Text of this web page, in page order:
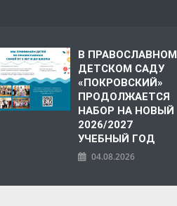
В ПРАВОСЛАВНОМ
ДЕТСКОМ САДУ
«ПОКРОВСКИЙ»
ПРОДОЛЖАЕТСЯ
НАБОР НА НОВЫЙ
2026/2027
УЧЕБНЫЙ ГОД
04.08.2026